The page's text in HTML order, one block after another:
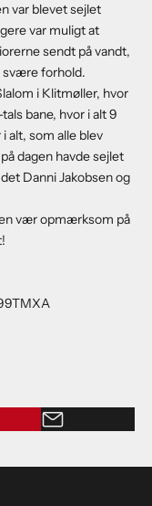
var blevet sejlet
var muligt at
sendt på vandt,
svære forhold.
i Klitmøller, hvor
bane, hvor i alt 9
alt, som alle blev
dagen havde sejlet
Danni Jakobsen og
vær opmærksom på